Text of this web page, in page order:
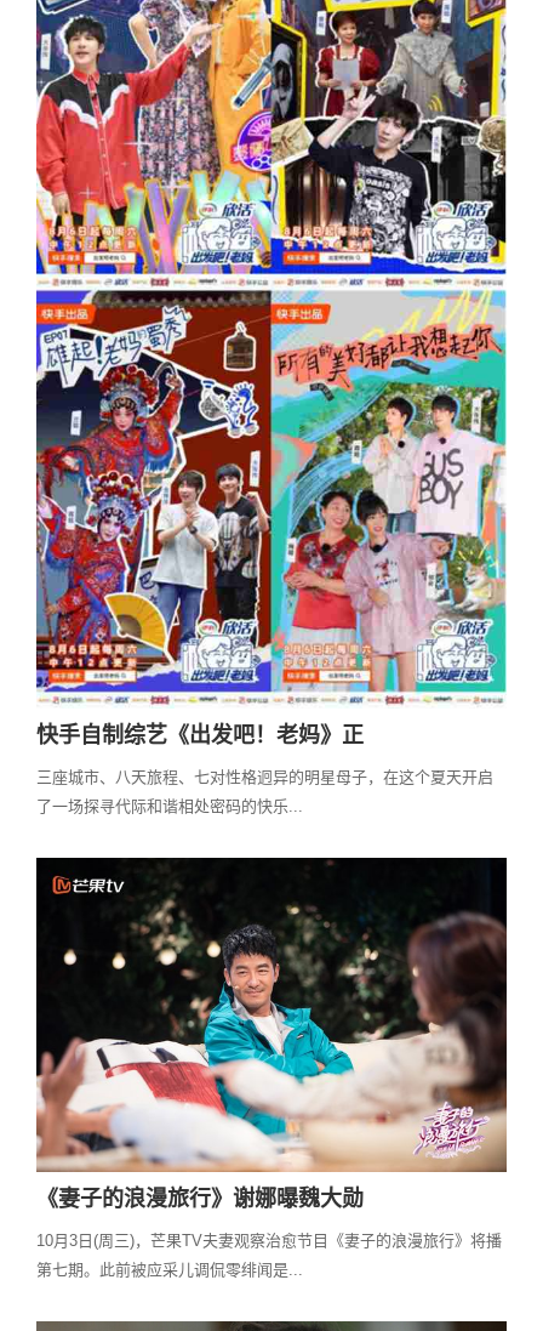
快手自制综艺《出发吧！老妈》正
三座城市、八天旅程、七对性格迥异的明星母子，在这个夏天开启
了一场探寻代际和谐相处密码的快乐...
《妻子的浪漫旅行》谢娜曝魏大勋
10月3日(周三)，芒果TV夫妻观察治愈节目《妻子的浪漫旅行》将播
第七期。此前被应采儿调侃零绯闻是...